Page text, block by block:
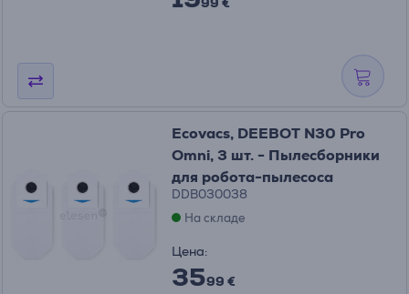
Ecovacs, DEEBOT N30 Pro
Omni, 3 шт. - Пылесборники
для робота-пылесоса
DDB030038
На складе
Цена:
3599 €